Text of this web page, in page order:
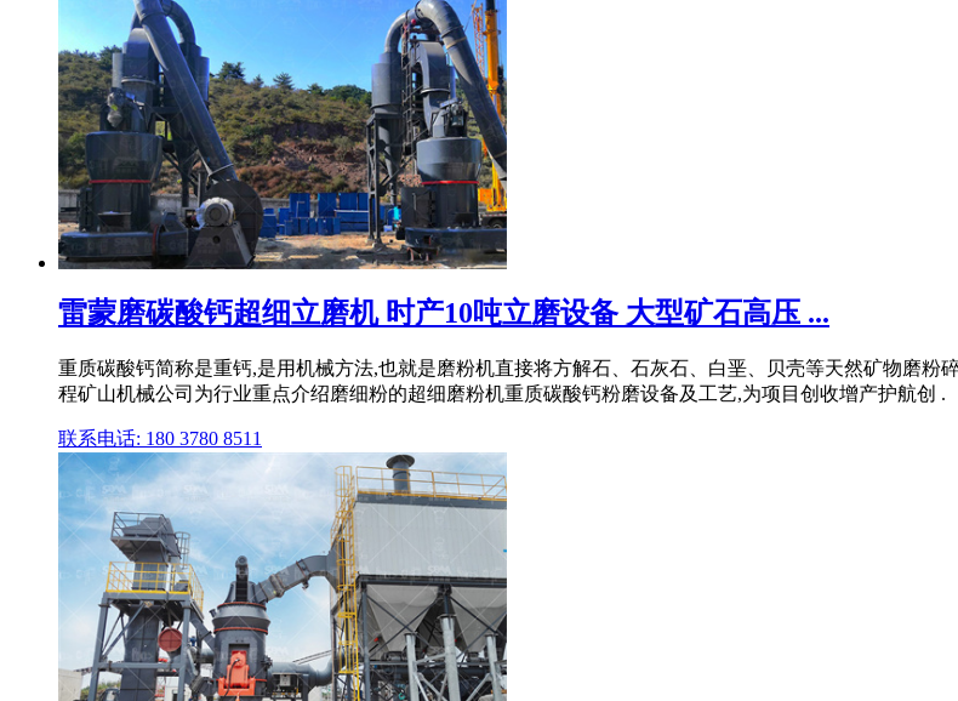
雷蒙磨碳酸钙超细立磨机 时产10吨立磨设备 大型矿石高压 ...
重质碳酸钙简称是重钙,是用机械方法,也就是磨粉机直接将方解石、石灰石、白垩、贝壳等天然矿物磨
程矿山机械公司为行业重点介绍磨细粉的超细磨粉机重质碳酸钙粉磨设备及工艺,为项目创收增产护航创 .
联系电话: 180 3780 8511